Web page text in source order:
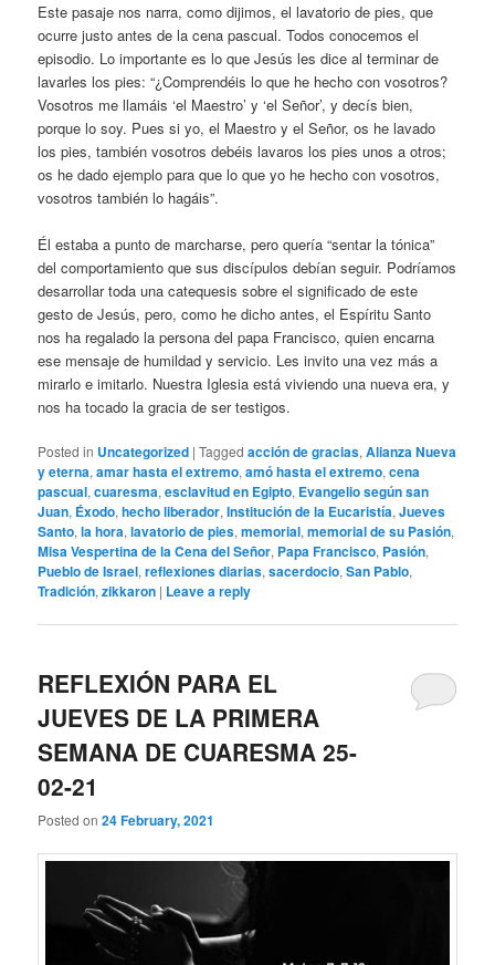
Este pasaje nos narra, como dijimos, el lavatorio de pies, que
ocurre justo antes de la cena pascual. Todos conocemos el
episodio. Lo importante es lo que Jesús les dice al terminar de
lavarles los pies: “¿Comprendéis lo que he hecho con vosotros?
Vosotros me llamáis ‘el Maestro’ y ‘el Señor’, y decís bien,
porque lo soy. Pues si yo, el Maestro y el Señor, os he lavado
los pies, también vosotros debéis lavaros los pies unos a otros;
os he dado ejemplo para que lo que yo he hecho con vosotros,
vosotros también lo hagáis”.
Él estaba a punto de marcharse, pero quería “sentar la tónica”
del comportamiento que sus discípulos debían seguir. Podríamos
desarrollar toda una catequesis sobre el significado de este
gesto de Jesús, pero, como he dicho antes, el Espíritu Santo
nos ha regalado la persona del papa Francisco, quien encarna
ese mensaje de humildad y servicio. Les invito una vez más a
mirarlo e imitarlo. Nuestra Iglesia está viviendo una nueva era, y
nos ha tocado la gracia de ser testigos.
Posted in Uncategorized |Tagged acción de gracias,Alianza Nueva
y eterna,amar hasta el extremo,amó hasta el extremo,cena
pascual,cuaresma,esclavitud en Egipto, Evangelio según san
Juan, Éxodo,hecho liberador,Institución de la Eucaristía,Jueves
Santo,la hora,lavatorio de pies,memorial,memorial de su Pasión,
Misa Vespertina de la Cena del Señor, Papa Francisco, Pasión,
Pueblo de Israel,reflexiones diarias,sacerdocio,San Pablo,
Tradición,zikkaron | Leave a reply
REFLEXIÓN PARA EL
JUEVES DE LA PRIMERA
SEMANA DE CUARESMA 25-
02-21
Posted on24 February, 2021